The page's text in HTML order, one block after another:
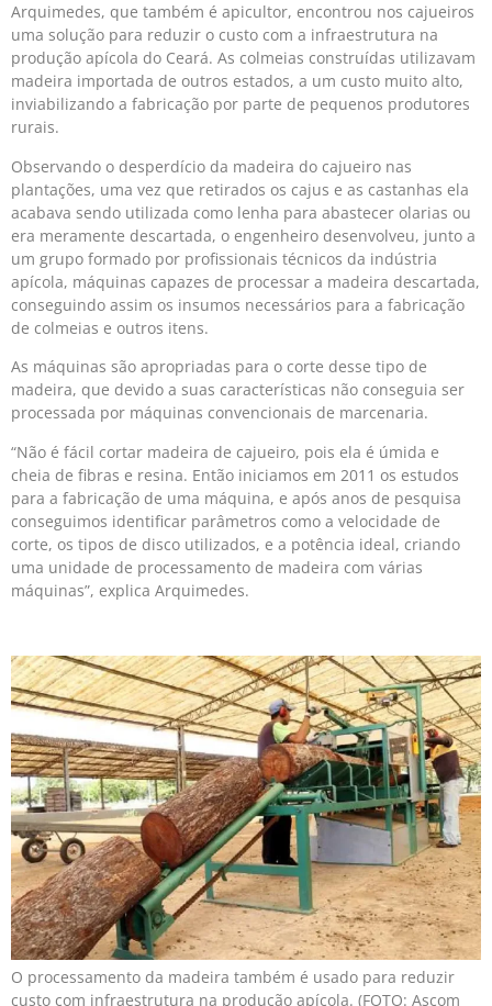
Arquimedes, que também é apicultor, encontrou nos cajueiros
uma solução para reduzir o custo com a infraestrutura na
produção apícola do Ceará. As colmeias construídas utilizavam
madeira importada de outros estados, a um custo muito alto,
inviabilizando a fabricação por parte de pequenos produtores
rurais.
Observando o desperdício da madeira do cajueiro nas
plantações, uma vez que retirados os cajus e as castanhas ela
acabava sendo utilizada como lenha para abastecer olarias ou
era meramente descartada, o engenheiro desenvolveu, junto a
um grupo formado por profissionais técnicos da indústria
apícola, máquinas capazes de processar a madeira descartada,
conseguindo assim os insumos necessários para a fabricação
de colmeias e outros itens.
As máquinas são apropriadas para o corte desse tipo de
madeira, que devido a suas características não conseguia ser
processada por máquinas convencionais de marcenaria.
“Não é fácil cortar madeira de cajueiro, pois ela é úmida e
cheia de fibras e resina. Então iniciamos em 2011 os estudos
para a fabricação de uma máquina, e após anos de pesquisa
conseguimos identificar parâmetros como a velocidade de
corte, os tipos de disco utilizados, e a potência ideal, criando
uma unidade de processamento de madeira com várias
máquinas”, explica Arquimedes.
O processamento da madeira também é usado para reduzir
custo com infraestrutura na produção apícola. (FOTO: Ascom